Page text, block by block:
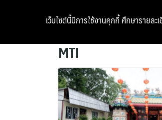
MTI
เว็บไซต์นี้มีการใช้งานคุกกี้ ศึกษารายละ